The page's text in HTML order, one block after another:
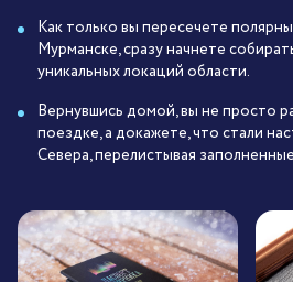
Как только вы пересечете
Мурманске, сразу начнете
уникальных локаций области.
Вернувшись домой, вы не просто
поездке, а докажете, что стали
Севера, перелистывая